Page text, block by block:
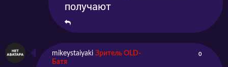
получают
mikeystaiyaki Зритель OLD-
Батя
0